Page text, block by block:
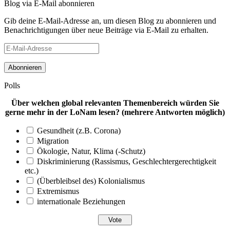
Blog via E-Mail abonnieren
Gib deine E-Mail-Adresse an, um diesen Blog zu abonnieren und
Benachrichtigungen über neue Beiträge via E-Mail zu erhalten.
E-
Mail-
Adresse
Polls
Über welchen global relevanten Themenbereich würden Sie
gerne mehr in der LoNam lesen? (mehrere Antworten möglich)
Gesundheit (z.B. Corona)
Migration
Ökologie, Natur, Klima (-Schutz)
Diskriminierung (Rassismus, Geschlechtergerechtigkeit
etc.)
(Überbleibsel des) Kolonialismus
Extremismus
internationale Beziehungen